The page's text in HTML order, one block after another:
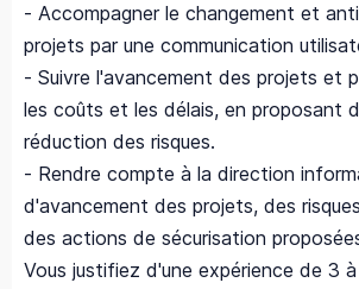
- Accompagner le changement et
projets par une communication
- Suivre l'avancement des projets et
les coûts et les délais, en proposant
réduction des risques.
- Rendre compte à la direction
d'avancement des projets, des
des actions de sécurisation
Vous justifiez d'une expérience de 3 à